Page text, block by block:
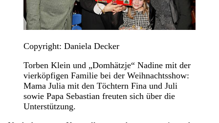
Copyright: Daniela Decker
Torben Klein und „Domhätzje“ Nadine mit der
vierköpfigen Familie bei der Weihnachtsshow:
Mama Julia mit den Töchtern Fina und Juli
sowie Papa Sebastian freuten sich über die
Unterstützung.